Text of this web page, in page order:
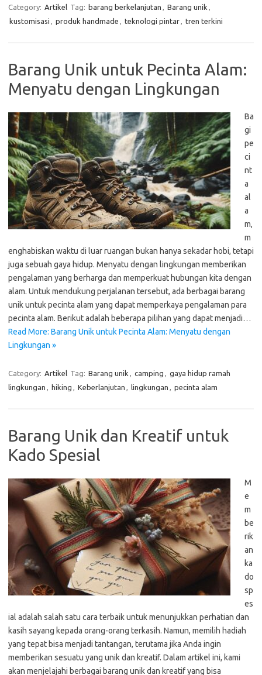
Category: Artikel Tag: barang berkelanjutan , Barang unik ,
kustomisasi , produk handmade , teknologi pintar, tren terkini
Barang Unik untuk Pecinta Alam:
Menyatu dengan Lingkungan
Ba
gi
pe
ci
nt
a
al
a
m,
m
enghabiskan waktu di luar ruangan bukan hanya sekadar hobi, tetapi
juga sebuah gaya hidup. Menyatu dengan lingkungan memberikan
pengalaman yang berharga dan memperkuat hubungan kita dengan
alam. Untuk mendukung perjalanan tersebut, ada berbagai barang
unik untuk pecinta alam yang dapat memperkaya pengalaman para
pecinta alam. Berikut adalah beberapa pilihan yang dapat menjadi…
Read More: Barang Unik untuk Pecinta Alam: Menyatu dengan
Lingkungan »
Category: Artikel Tag: Barang unik , camping , gaya hidup ramah
lingkungan , hiking , Keberlanjutan , lingkungan , pecinta alam
Barang Unik dan Kreatif untuk
Kado Spesial
M
e
m
be
rik
an
ka
do
sp
es
ial adalah salah satu cara terbaik untuk menunjukkan perhatian dan
kasih sayang kepada orang-orang terkasih. Namun, memilih hadiah
yang tepat bisa menjadi tantangan, terutama jika Anda ingin
memberikan sesuatu yang unik dan kreatif. Dalam artikel ini, kami
akan menjelajahi berbagai barang unik dan kreatif yang bisa